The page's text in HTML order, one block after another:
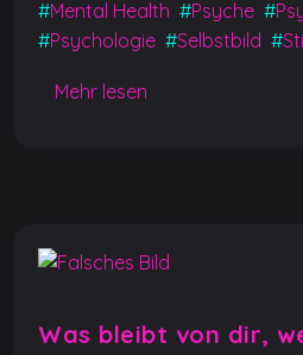
b
o
o
A
p
n
g
#Mental Health #Psyche #
#Psychologie #Selbstbild #
Mehr lesen
Was bleibt von dir,